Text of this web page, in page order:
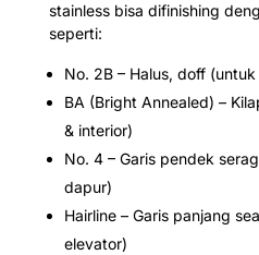
stainless bisa difinishing
seperti:
No. 2B – Halus, doff
BA (Bright Annealed) –
& interior)
No. 4 – Garis pendek
dapur)
Hairline – Garis panjang
elevator)